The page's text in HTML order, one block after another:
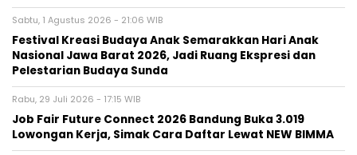
Sabtu, 1 Agustus 2026 - 21:06 WIB
Festival Kreasi Budaya Anak Semarakkan Hari Anak
Nasional Jawa Barat 2026, Jadi Ruang Ekspresi dan
Pelestarian Budaya Sunda
Rabu, 29 Juli 2026 - 17:15 WIB
Job Fair Future Connect 2026 Bandung Buka 3.019
Lowongan Kerja, Simak Cara Daftar Lewat NEW BIMMA